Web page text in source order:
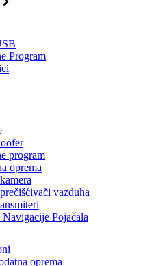
Program
program
oprema
vazduha
Navigacije Pojačala
oprema